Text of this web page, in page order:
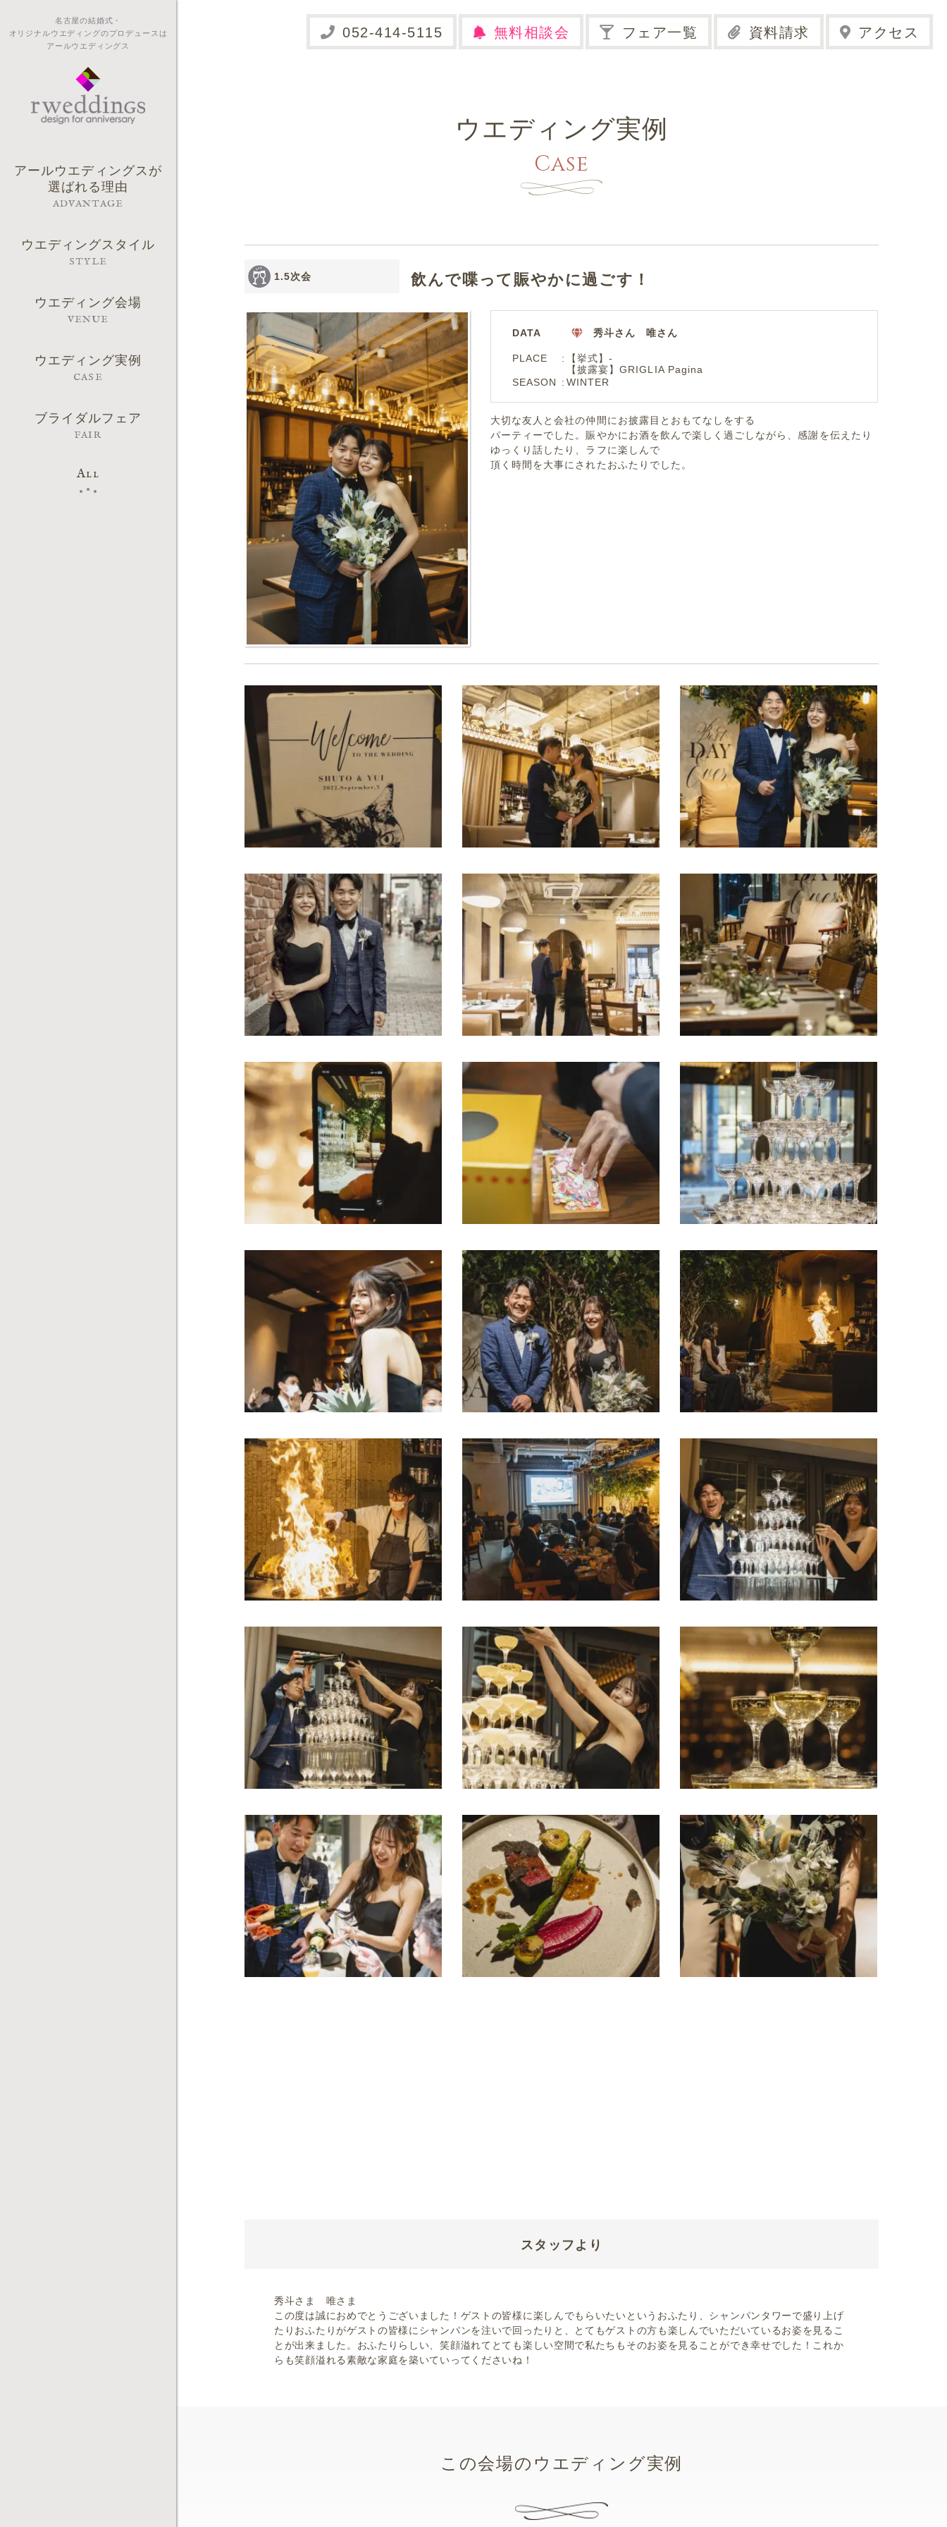
名古屋の結婚式・
オリジナルウエディングのプロデュースは
アールウエディングス
アールウエディングスが
選ばれる理由
ADVANTAGE
ウエディングスタイル
STYLE
ウエディング会場
VENUE
ウエディング実例
CASE
ブライダルフェア
FAIR
All
無料相談会 フェア一覧 資料請求 アクセス
ウエディング実例
Case
1.5次会 飲んで喋って賑やかに過ごす！
DATA 秀斗さん 唯さん
PLACE
【挙式】-
【披露宴】GRIGLIA Pagina
SEASON
WINTER
大切な友人と会社の仲間にお披露目とおもてなしをする
パーティーでした。賑やかにお酒を飲んで楽しく過ごしながら、感謝を伝えたり
ゆっくり話したり、ラフに楽しんで
頂く時間を大事にされたおふたりでした。
スタッフより
秀斗さま 唯さま
この度は誠におめでとうございました！ゲストの皆様に楽しんでもらいたいというおふたり、シャンパンタワーで盛り上げ
たりおふたりがゲストの皆様にシャンパンを注いで回ったりと、とてもゲストの方も楽しんでいただいているお姿を見るこ
とが出来ました。おふたりらしい、笑顔溢れてとても楽しい空間で私たちもそのお姿を見ることができ幸せでした！これか
らも笑顔溢れる素敵な家庭を築いていってくださいね！
この会場のウエディング実例